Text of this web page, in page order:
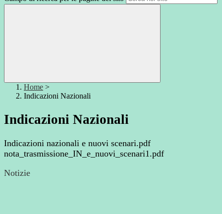
Home >
Indicazioni Nazionali
Indicazioni Nazionali
Indicazioni nazionali e nuovi scenari.pdf
nota_trasmissione_IN_e_nuovi_scenari1.pdf
Notizie